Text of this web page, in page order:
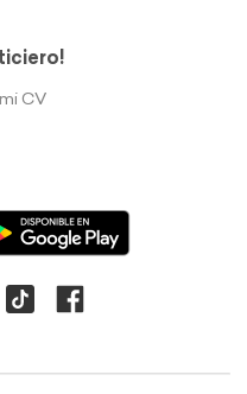
CV